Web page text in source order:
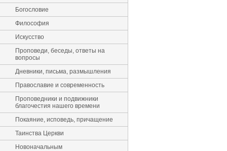
Богословие
Философия
Искусство
Проповеди, беседы, ответы на
вопросы
Дневники, письма, размышления
Православие и современность
Проповедники и подвижники
благочестия нашего времени
Покаяние, исповедь, причащение
Таинства Церкви
Новоначальным